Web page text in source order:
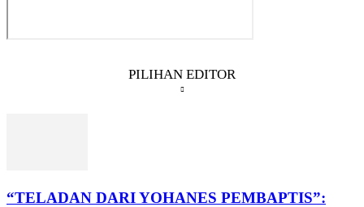
PILIHAN EDITOR
“TELADAN DARI YOHANES PEMBAPTIS”: